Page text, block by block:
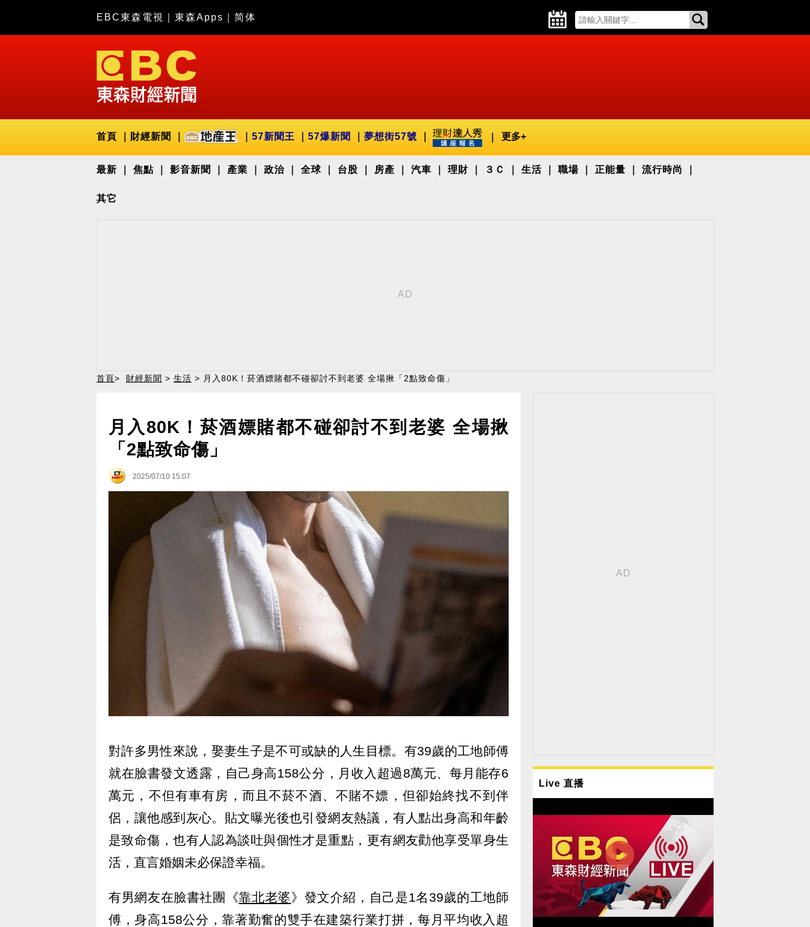
EBC東森電視 東森Apps 简体
首頁 財經新聞 57新聞王 57爆新聞 夢想街57號 更多+
最新 焦點 影音新聞 產業 政治 全球 台股 房產 汽車 理財 ３Ｃ 生活 職場 正能量 流行時尚
其它
首頁> 財經新聞 > 生活 > 月入80K！菸酒嫖賭都不碰卻討不到老婆 全場揪「2點致命傷」
月入80K！菸酒嫖賭都不碰卻討不到老婆 全場揪
「2點致命傷」
2025/07/10 15:07
對許多男性來說，娶妻生子是不可或缺的人生目標。有39歲的工地師傅
就在臉書發文透露，自己身高158公分，月收入超過8萬元、每月能存6
萬元，不但有車有房，而且不菸不酒、不賭不嫖，但卻始終找不到伴
侶，讓他感到灰心。貼文曝光後也引發網友熱議，有人點出身高和年齡
是致命傷，也有人認為談吐與個性才是重點，更有網友勸他享受單身生
活，直言婚姻未必保證幸福。
有男網友在臉書社團《靠北老婆》發文介紹，自己是1名39歲的工地師
傅，身高158公分，靠著勤奮的雙手在建築行業打拼，每月平均收入超
Live 直播